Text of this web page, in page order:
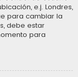
e.j. Londres,
para cambiar la
debe estar
para